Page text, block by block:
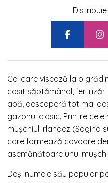
Cei care visează la o
cosit săptămânal,
apă, descoperă tot mai
gazonul clasic. Printre
mușchiul irlandez (Sagina
care formează covoare
asemănătoare unui
Deși numele său popular